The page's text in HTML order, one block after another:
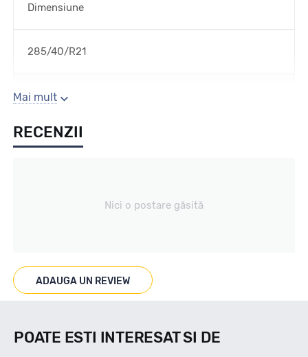
Dimensiune
285/40/R21
Sezon
Vara
Marcaje
Mai mult
RECENZII
Nici o postare găsită
ADAUGA UN REVIEW
POATE ESTI INTERESAT SI DE